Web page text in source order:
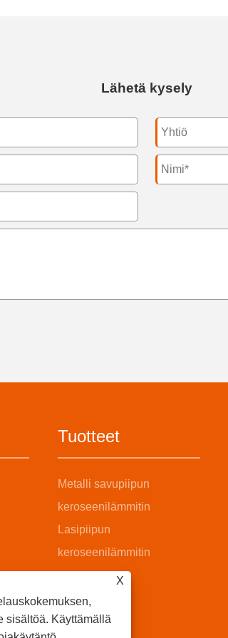
Lähetä kysely
Tuotteet
Metalli savupiipun
keroseenilämmitin
Lasipiipun
keroseenilämmitin
X
sisältöä. Käyttämällä